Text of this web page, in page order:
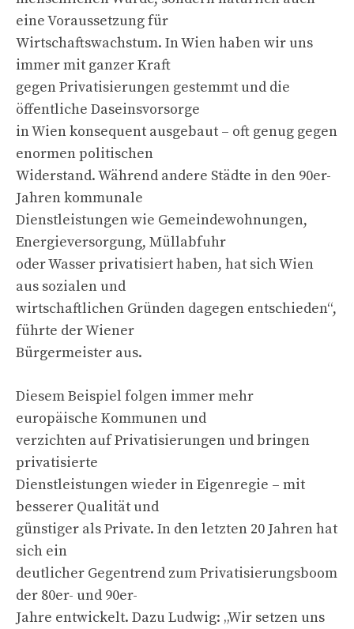
eine Voraussetzung für
Wirtschaftswachstum. In Wien haben wir uns
immer mit ganzer Kraft
gegen Privatisierungen gestemmt und die
öffentliche Daseinsvorsorge
in Wien konsequent ausgebaut – oft genug gegen
enormen politischen
Widerstand. Während andere Städte in den 90er-
Jahren kommunale
Dienstleistungen wie Gemeindewohnungen,
Energieversorgung, Müllabfuhr
oder Wasser privatisiert haben, hat sich Wien
aus sozialen und
wirtschaftlichen Gründen dagegen entschieden“,
führte der Wiener
Bürgermeister aus.
Diesem Beispiel folgen immer mehr
europäische Kommunen und
verzichten auf Privatisierungen und bringen
privatisierte
Dienstleistungen wieder in Eigenregie – mit
besserer Qualität und
günstiger als Private. In den letzten 20 Jahren hat
sich ein
deutlicher Gegentrend zum Privatisierungsboom
der 80er- und 90er-
Jahre entwickelt. Dazu Ludwig: „Wir setzen uns